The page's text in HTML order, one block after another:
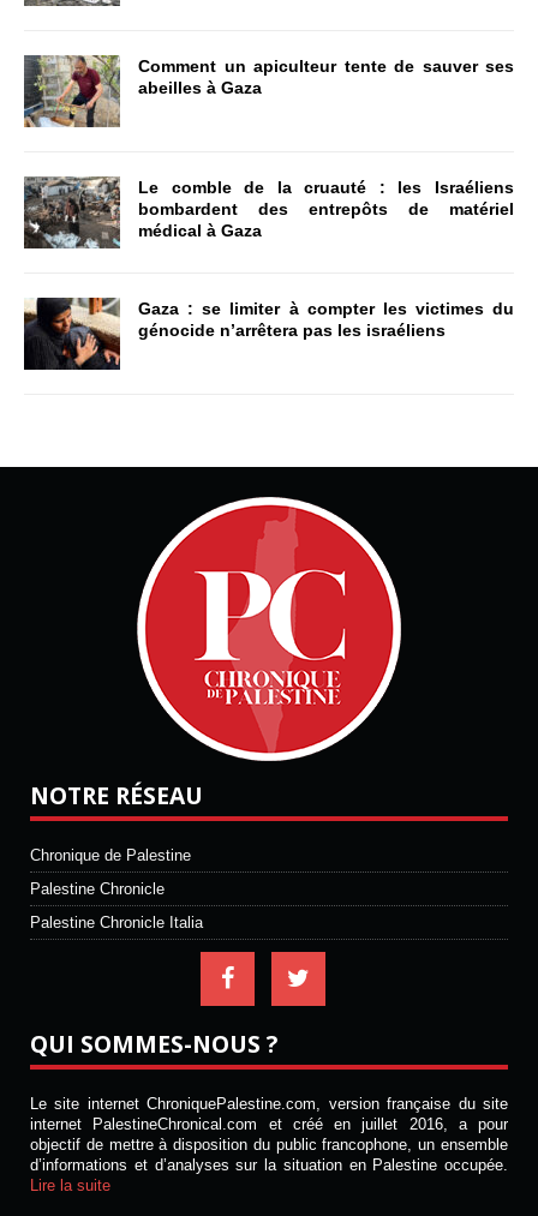
Comment un apiculteur tente de sauver ses
abeilles à Gaza
Le comble de la cruauté : les Israéliens
bombardent des entrepôts de matériel
médical à Gaza
Gaza : se limiter à compter les victimes du
génocide n’arrêtera pas les israéliens
NOTRE RÉSEAU
Chronique de Palestine
Palestine Chronicle
Palestine Chronicle Italia
QUI SOMMES-NOUS ?
Le site internet ChroniquePalestine.com, version française du site
internet PalestineChronical.com et créé en juillet 2016, a pour
objectif de mettre à disposition du public francophone, un ensemble
d’informations et d’analyses sur la situation en Palestine occupée.
Lire la suite